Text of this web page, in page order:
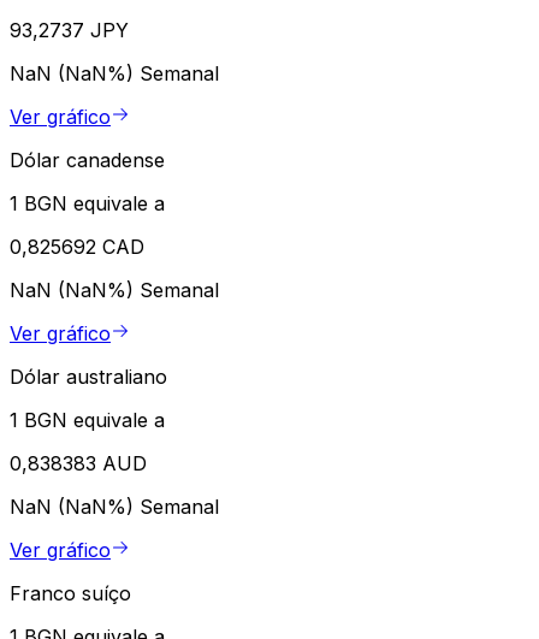
93,2737 JPY
NaN (NaN%) Semanal
Ver gráfico
Dólar canadense
1 BGN equivale a
0,825692 CAD
NaN (NaN%) Semanal
Ver gráfico
Dólar australiano
1 BGN equivale a
0,838383 AUD
NaN (NaN%) Semanal
Ver gráfico
Franco suíço